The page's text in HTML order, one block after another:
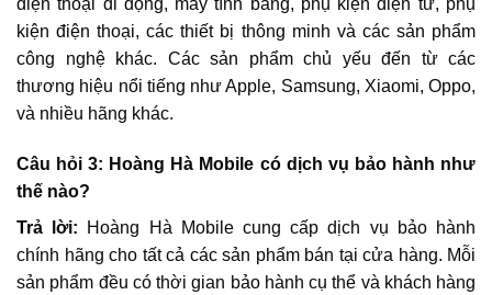
kiện điện thoại, các thiết bị thông minh và các sản phẩm
công nghệ khác. Các sản phẩm chủ yếu đến từ các
thương hiệu nổi tiếng như Apple, Samsung, Xiaomi, Oppo,
và nhiều hãng khác.
Câu hỏi 3: Hoàng Hà Mobile có dịch vụ bảo hành như
thế nào?
Trả lời: Hoàng Hà Mobile cung cấp dịch vụ bảo hành
chính hãng cho tất cả các sản phẩm bán tại cửa hàng. Mỗi
sản phẩm đều có thời gian bảo hành cụ thể và khách hàng